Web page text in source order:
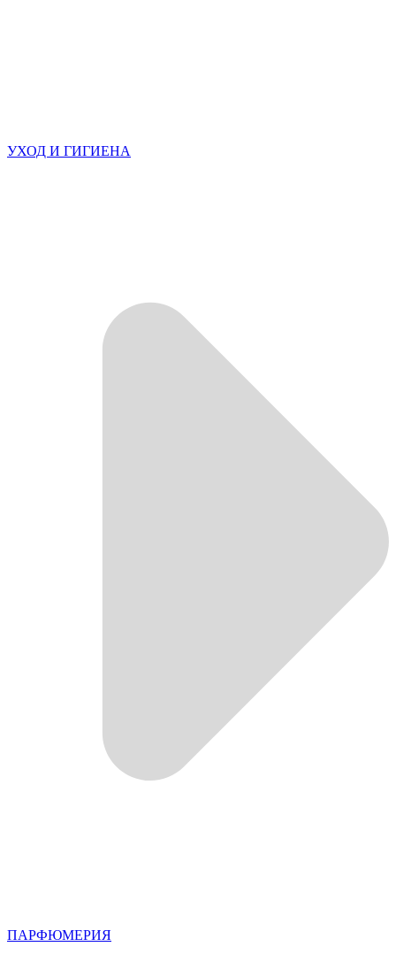
УХОД И ГИГИЕНА
ПАРФЮМЕРИЯ